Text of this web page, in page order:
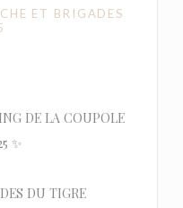
ET BRIGADES
DE LA COUPOLE
✨
DU TIGRE